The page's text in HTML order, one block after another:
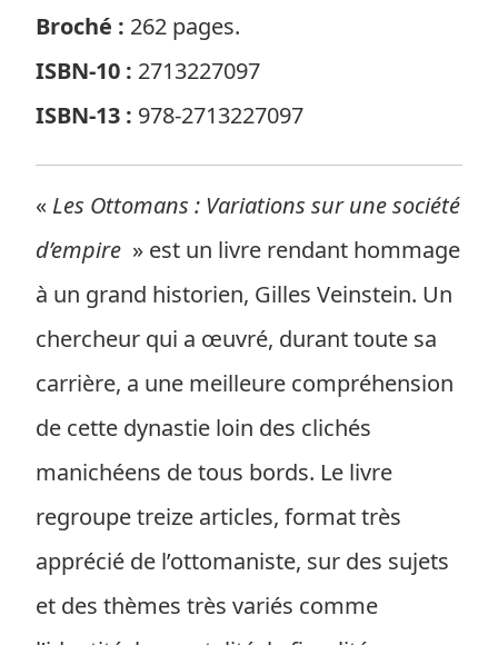
Broché : 262 pages.
ISBN-10 : 2713227097
ISBN-13 : 978-2713227097
« Les Ottomans : Variations sur une société
d’empire » est un livre rendant hommage
à un grand historien, Gilles Veinstein. Un
chercheur qui a œuvré, durant toute sa
carrière, a une meilleure compréhension
de cette dynastie loin des clichés
manichéens de tous bords. Le livre
regroupe treize articles, format très
apprécié de l’ottomaniste, sur des sujets
et des thèmes très variés comme